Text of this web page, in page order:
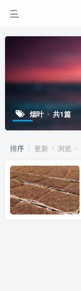
烟叶 共1篇
排序 更新 浏览